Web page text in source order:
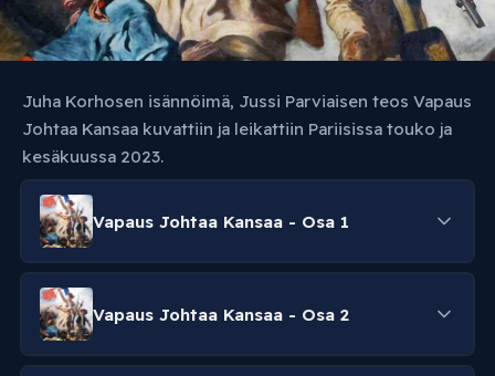
Juha Korhosen isännöimä, Jussi Parviaisen teos Vapaus
Johtaa Kansaa kuvattiin ja leikattiin Pariisissa touko ja
kesäkuussa 2023.
Vapaus Johtaa Kansaa - Osa 1
Vapaus Johtaa Kansaa - Osa 2